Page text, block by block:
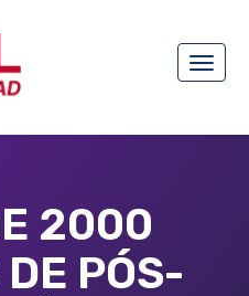
Toggle
2000
PÓS-